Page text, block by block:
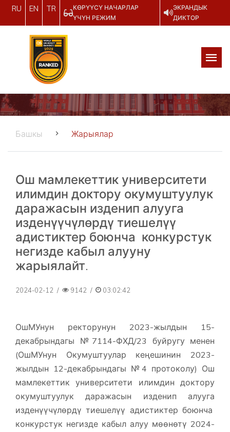
RU EN TR
КӨРҮҮСҮ НАЧАРЛАР
ҮЧҮН РЕЖИМ
ЭКРАНДЫК
ДИКТОР
Башкы Жарыялар
Ош мамлекеттик университети
илимдин доктору окумуштуулук
даражасын изденип алууга
изденүүчүлөрдү тиешелүү
адистиктер боюнча конкурстук
негизде кабыл алууну
жарыялайт.
2024-02-12 / 9142 / 03:02:42
ОшМУнун ректорунун 2023-жылдын 15-
декабрындагы №7114-ФХД/23 буйругу менен
(ОшМУнун Окумуштуулар кеңешинин 2023-
жылдын 12-декабрындагы №4 протоколу) Ош
мамлекеттик университети илимдин доктору
окумуштуулук даражасын изденип алууга
изденүүчүлөрдү тиешелүү адистиктер боюнча
конкурстук негизде кабыл алуу мөөнөтү 2024-